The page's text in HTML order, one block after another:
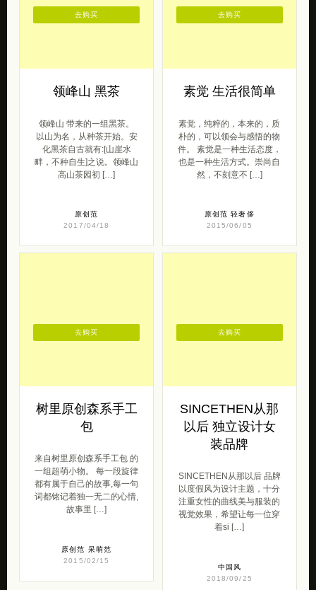
领峰山 黑茶
领峰山 带来的一组黑茶。
以山为名，从种茶开始。安
化黑茶自古就有:[山崖水
畔，不种自生]之说。领峰山
高山茶园初 […]
原创范
2017/04/18
去购买
素觉 生活很简单
素觉，纯粹的，本来的，质
朴的，可以领会与感悟的物
件。 素觉是一种生活态度，
也是一种生活方式。崇尚自
然，不刻意不 […]
原创范 轻奢侈
2015/06/05
去购买
树里原创森系手工
包
来自树里原创森系手工包 的
一组超萌小物。 每一段旋律
都有属于自己的故事,每一句
词都铭记着独一无二的心情,
故事里 […]
原创范 呆萌范
2015/02/15
去购买
SINCETHEN从那
以后 独立设计女
装品牌
SINCETHEN从那以后 品牌
以度假风为设计主题，十分
注重女性的曲线美与服装的
视觉效果，希望让每一位穿
着si […]
中国风
2018/09/25
去购买